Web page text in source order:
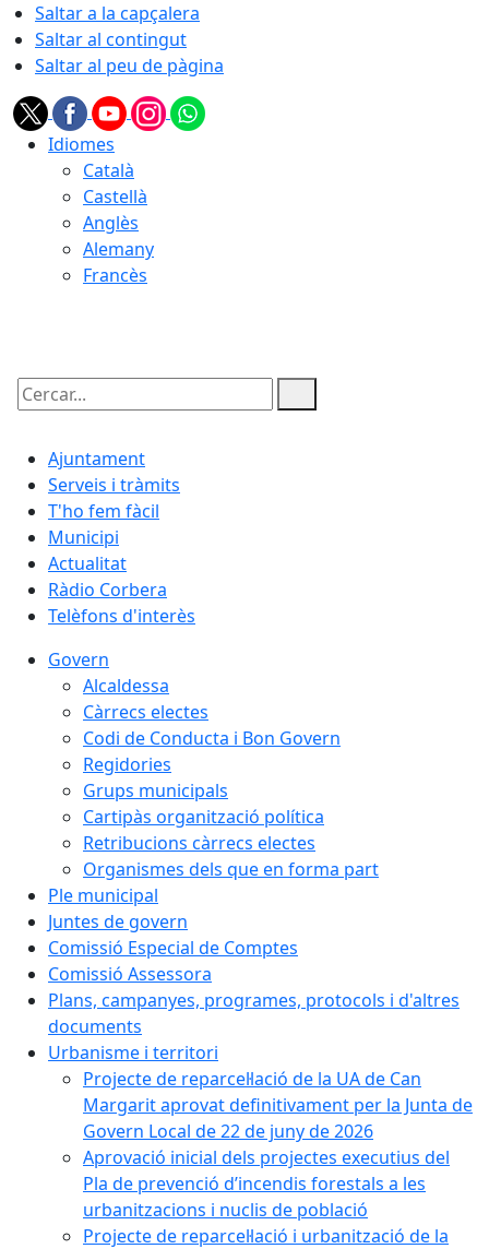
Saltar a la capçalera
Saltar al contingut
Saltar al peu de pàgina
Idiomes
Català
Castellà
Anglès
Alemany
Francès
Cercar:
Ajuntament
Serveis i tràmits
T'ho fem fàcil
Municipi
Actualitat
Ràdio Corbera
Telèfons d'interès
Govern
Alcaldessa
Càrrecs electes
Codi de Conducta i Bon Govern
Regidories
Grups municipals
Cartipàs organització política
Retribucions càrrecs electes
Organismes dels que en forma part
Ple municipal
Juntes de govern
Comissió Especial de Comptes
Comissió Assessora
Plans, campanyes, programes, protocols i d'altres
documents
Urbanisme i territori
Projecte de reparcel·lació de la UA de Can
Margarit aprovat definitivament per la Junta de
Govern Local de 22 de juny de 2026
Aprovació inicial dels projectes executius del
Pla de prevenció d’incendis forestals a les
urbanitzacions i nuclis de població
Projecte de reparcel·lació i urbanització de la